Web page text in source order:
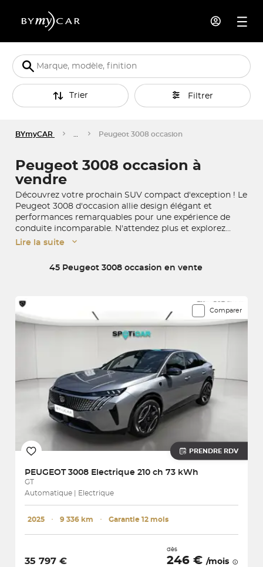
Trier Filtrer
BYmyCAR Peugeot 3008 occasion
Peugeot 3008 occasion à
vendre
Découvrez votre prochain SUV compact d'exception ! Le
Peugeot 3008 d'occasion allie design élégant et
performances remarquables pour une expérience de
conduite incomparable. N'attendez plus et explorez
notre sélection de SUV compacts immédiatement
stock vous garantit de trouver le véhicule parfait pour
Lire la suite
45 Peugeot 3008 occasion en vente
Comparer
PRENDRE RDV
PEUGEOT 3008 Electrique 210 ch 73 kWh
GT
Automatique | Electrique
2025 ･ 9 336 km ･ Garantie 12 mois
35 797 €
dès
246 € /mois